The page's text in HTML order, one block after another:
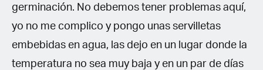
germinación. No debemos tener problemas aquí,
yo no me complico y pongo unas servilletas
embebidas en agua, las dejo en un lugar donde la
temperatura no sea muy baja y en un par de días